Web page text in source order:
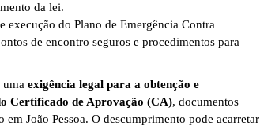
da lei.
execução do Plano de Emergência Contra
de encontro seguros e procedimentos para
uma exigência legal para a obtenção e
Certificado de Aprovação (CA), documentos
João Pessoa. O descumprimento pode acarretar